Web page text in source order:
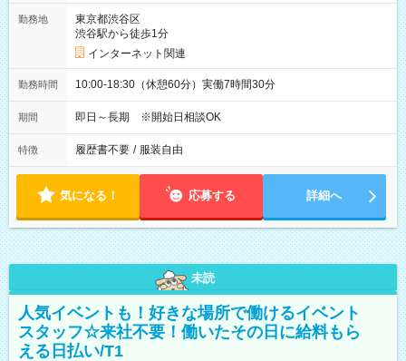
勤務地
東京都渋谷区
渋谷駅から徒歩1分
インターネット関連
勤務時間 10:00-18:30（休憩60分）実働7時間30分
期間 即日～長期 ※開始日相談OK
特徴 履歴書不要 / 服装自由
気になる！ 応募する 詳細へ
未読
人気イベントも！好きな場所で働けるイベント
スタッフ☆来社不要！働いたその日に給料もら
える日払い/T1